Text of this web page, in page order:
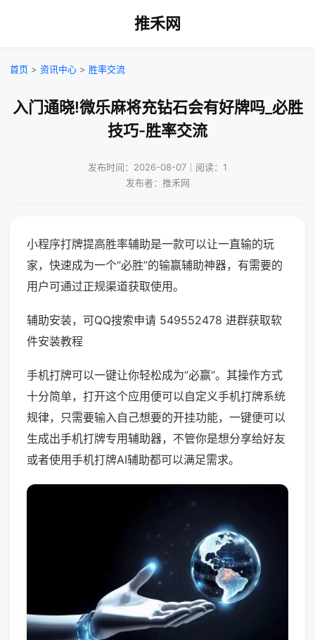
推禾网
首页 > 资讯中心 > 胜率交流
入门通晓!微乐麻将充钻石会有好牌吗_必胜
技巧-胜率交流
发布时间：2026-08-07｜阅读：1
发布者：推禾网
小程序打牌提高胜率辅助是一款可以让一直输的玩
家，快速成为一个“必胜”的输赢辅助神器，有需要的
用户可通过正规渠道获取使用。
辅助安装，可QQ搜索申请 549552478 进群获取软
件安装教程
手机打牌可以一键让你轻松成为“必赢”。其操作方式
十分简单，打开这个应用便可以自定义手机打牌系统
规律，只需要输入自己想要的开挂功能，一键便可以
生成出手机打牌专用辅助器，不管你是想分享给好友
或者使用手机打牌AI辅助都可以满足需求。